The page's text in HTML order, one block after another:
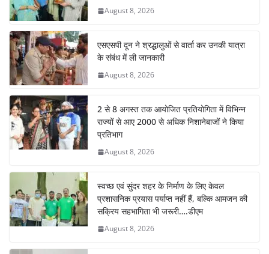
August 8, 2026
एसएसपी दून ने श्रद्धालुओं से वार्ता कर उनकी यात्रा
के संबंध में ली जानकारी
August 8, 2026
2 से 8 अगस्त तक आयोजित प्रतियोगिता में विभिन्न
राज्यों से आए 2000 से अधिक निशानेबाजों ने किया
प्रतिभाग
August 8, 2026
स्वच्छ एवं सुंदर शहर के निर्माण के लिए केवल
प्रशासनिक प्रयास पर्याप्त नहीं हैं, बल्कि आमजन की
सक्रिय सहभागिता भी जरूरी….डीएम
August 8, 2026